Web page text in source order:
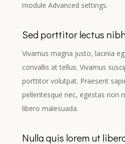
module Advanced settings.
Sed porttitor lectus
Vivamus magna justo, lacinia
convallis at tellus. Vivamus
porttitor volutpat. Praesent
pellentesque nec, egestas non
libero malesuada.
Nulla quis lorem ut